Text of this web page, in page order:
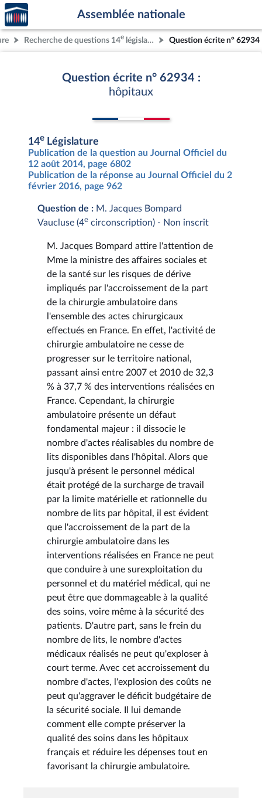
Aller au contenu
Aller en bas de la page
Accèder
à la
page
d'accueil
Assemblée nationale
Recherche de questions 14e législature Question écrite n° 62934
Question écrite n° 62934 :
hôpitaux
14e Législature
Publication de la question au Journal Officiel du
12 août 2014, page 6802
Publication de la réponse au Journal Officiel du 2
février 2016, page 962
Question de : M. Jacques Bompard
Vaucluse (4e circonscription) - Non inscrit
M. Jacques Bompard attire l'attention de
Mme la ministre des affaires sociales et
de la santé sur les risques de dérive
impliqués par l'accroissement de la part
de la chirurgie ambulatoire dans
l'ensemble des actes chirurgicaux
effectués en France. En effet, l'activité de
chirurgie ambulatoire ne cesse de
progresser sur le territoire national,
passant ainsi entre 2007 et 2010 de 32,3
% à 37,7 % des interventions réalisées en
France. Cependant, la chirurgie
ambulatoire présente un défaut
fondamental majeur : il dissocie le
nombre d'actes réalisables du nombre de
lits disponibles dans l'hôpital. Alors que
jusqu'à présent le personnel médical
était protégé de la surcharge de travail
par la limite matérielle et rationnelle du
nombre de lits par hôpital, il est évident
que l'accroissement de la part de la
chirurgie ambulatoire dans les
interventions réalisées en France ne peut
que conduire à une surexploitation du
personnel et du matériel médical, qui ne
peut être que dommageable à la qualité
des soins, voire même à la sécurité des
patients. D'autre part, sans le frein du
nombre de lits, le nombre d'actes
médicaux réalisés ne peut qu'exploser à
court terme. Avec cet accroissement du
nombre d'actes, l'explosion des coûts ne
peut qu'aggraver le déficit budgétaire de
la sécurité sociale. Il lui demande
comment elle compte préserver la
qualité des soins dans les hôpitaux
français et réduire les dépenses tout en
favorisant la chirurgie ambulatoire.